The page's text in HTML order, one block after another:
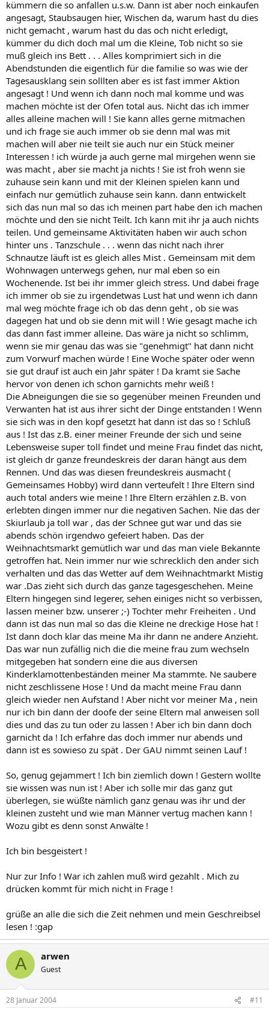
kümmern die so anfallen u.s.w. Dann ist aber noch einkaufen
angesagt, Staubsaugen hier, Wischen da, warum hast du dies
nicht gemacht , warum hast du das och nicht erledigt,
kümmer du dich doch mal um die Kleine, Tob nicht so sie
muß gleich ins Bett . . . Alles komprimiert sich in die
Abendstunden die eigentlich für die familie so was wie der
Tagesausklang sein solllten aber es ist fast immer Aktion
angesagt ! Und wenn ich dann noch mal komme und was
machen möchte ist der Ofen total aus. Nicht das ich immer
alles alleine machen will ! Sie kann alles gerne mitmachen
und ich frage sie auch immer ob sie denn mal was mit
machen will aber nie teilt sie auch nur ein Stück meiner
Interessen ! ich würde ja auch gerne mal mirgehen wenn sie
was macht , aber sie macht ja nichts ! Sie ist froh wenn sie
zuhause sein kann und mit der Kleinen spielen kann und
einfach nur gemütlich zuhause sein kann. dann entwickelt
sich das nun mal so das ich meinen part habe den ich machen
möchte und den sie nicht Teilt. Ich kann mit ihr ja auch nichts
teilen. Und gemeinsame Aktivitäten haben wir auch schon
hinter uns . Tanzschule . . . wenn das nicht nach ihrer
Schnautze läuft ist es gleich alles Mist . Gemeinsam mit dem
Wohnwagen unterwegs gehen, nur mal eben so ein
Wochenende. Ist bei ihr immer gleich stress. Und dabei frage
ich immer ob sie zu irgendetwas Lust hat und wenn ich dann
mal weg möchte frage ich ob das denn geht , ob sie was
dagegen hat und ob sie denn mit will ! Wie gesagt mache ich
das dann fast immer alleine. Das wäre ja nicht so schlimm,
wenn sie mir genau das was sie "genehmigt" hat dann nicht
zum Vorwurf machen würde ! Eine Woche später oder wenn
sie gut drauf ist auch ein Jahr später ! Da kramt sie Sache
hervor von denen ich schon garnichts mehr weiß !
Die Abneigungen die sie so gegenüber meinen Freunden und
Verwanten hat ist aus ihrer sicht der Dinge entstanden ! Wenn
sie sich was in den kopf gesetzt hat dann ist das so ! Schluß
aus ! Ist das z.B. einer meiner Freunde der sich und seine
Lebensweise super toll findet und meine Frau findet das nicht,
ist gleich dr ganze freundeskreis der daran hängt aus dem
Rennen. Und das was diesen freundeskreis ausmacht (
Gemeinsames Hobby) wird dann verteufelt ! Ihre Eltern sind
auch total anders wie meine ! Ihre Eltern erzählen z.B. von
erlebten dingen immer nur die negativen Sachen. Nie das der
Skiurlaub ja toll war , das der Schnee gut war und das sie
abends schön irgendwo gefeiert haben. Das der
Weihnachtsmarkt gemütlich war und das man viele Bekannte
getroffen hat. Nein immer nur wie schrecklich den ander sich
verhalten und das das Wetter auf dem Weihnachtmarkt Mistig
war .Das zieht sich durch das ganze tagesgeschehen. Meine
Eltern hingegen sind legerer, sehen einiges nicht so verbissen,
lassen meiner bzw. unserer ;-) Tochter mehr Freiheiten . Und
dann ist das nun mal so das die Kleine ne dreckige Hose hat !
Ist dann doch klar das meine Ma ihr dann ne andere Anzieht.
Das war nun zufällig nich die die meine frau zum wechseln
mitgegeben hat sondern eine die aus diversen
Kinderklamottenbeständen meiner Ma stammte. Ne saubere
nicht zeschlissene Hose ! Und da macht meine Frau dann
gleich wieder nen Aufstand ! Aber nicht vor meiner Ma , nein
nur ich bin dann der doofe der seine Eltern mal anweisen soll
dies und das zu tun oder zu lassen ! Aber ich bin dann doch
garnicht da ! Ich erfahre das doch immer nur abends und
dann ist es sowieso zu spät . Der GAU nimmt seinen Lauf !
So, genug gejammert ! Ich bin ziemlich down ! Gestern wollte
sie wissen was nun ist ! Aber ich solle mir das ganz gut
überlegen, sie wüßte nämlich ganz genau was ihr und der
kleinen zusteht und wie man Männer vertug machen kann !
Wozu gibt es denn sonst Anwälte !
Ich bin besgeistert !
Nur zur Info ! War ich zahlen muß wird gezahlt . Mich zu
drücken kommt für mich nicht in Frage !
grüße an alle die sich die Zeit nehmen und mein Geschreibsel
lesen ! :gap
A arwen
Guest
28 Januar 2004 #11